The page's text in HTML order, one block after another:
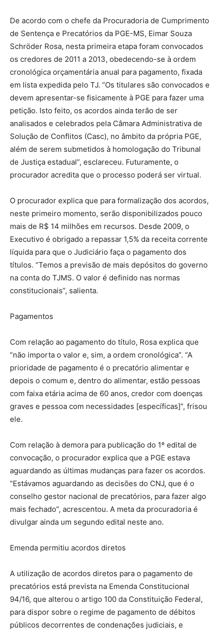
De acordo com o chefe da Procuradoria de Cumprimento
de Sentença e Precatórios da PGE-MS, Eimar Souza
Schröder Rosa, nesta primeira etapa foram convocados
os credores de 2011 a 2013, obedecendo-se à ordem
cronológica orçamentária anual para pagamento, fixada
em lista expedida pelo TJ. “Os titulares são convocados e
devem apresentar-se fisicamente à PGE para fazer uma
petição. Isto feito, os acordos ainda terão de ser
analisados e celebrados pela Câmara Administrativa de
Solução de Conflitos (Casc), no âmbito da própria PGE,
além de serem submetidos à homologação do Tribunal
de Justiça estadual”, esclareceu. Futuramente, o
procurador acredita que o processo poderá ser virtual.
O procurador explica que para formalização dos acordos,
neste primeiro momento, serão disponibilizados pouco
mais de R$ 14 milhões em recursos. Desde 2009, o
Executivo é obrigado a repassar 1,5% da receita corrente
líquida para que o Judiciário faça o pagamento dos
títulos. “Temos a previsão de mais depósitos do governo
na conta do TJMS. O valor é definido nas normas
constitucionais”, salienta.
Pagamentos
Com relação ao pagamento do título, Rosa explica que
“não importa o valor e, sim, a ordem cronológica”. “A
prioridade de pagamento é o precatório alimentar e
depois o comum e, dentro do alimentar, estão pessoas
com faixa etária acima de 60 anos, credor com doenças
graves e pessoa com necessidades [específicas]”, frisou
ele.
Com relação à demora para publicação do 1º edital de
convocação, o procurador explica que a PGE estava
aguardando as últimas mudanças para fazer os acordos.
“Estávamos aguardando as decisões do CNJ, que é o
conselho gestor nacional de precatórios, para fazer algo
mais fechado”, acrescentou. A meta da procuradoria é
divulgar ainda um segundo edital neste ano.
Emenda permitiu acordos diretos
A utilização de acordos diretos para o pagamento de
precatórios está prevista na Emenda Constitucional
94/16, que alterou o artigo 100 da Constituição Federal,
para dispor sobre o regime de pagamento de débitos
públicos decorrentes de condenações judiciais, e